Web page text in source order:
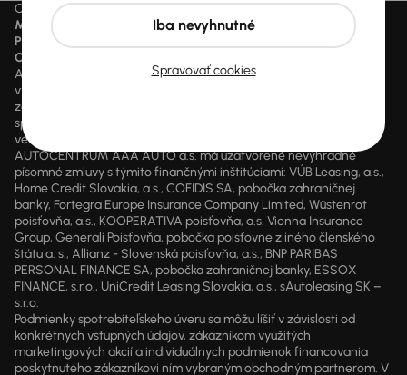
Ceny sú vrátane DPH pokiaľ nie je uvedené inak.
Mesačne od
je minimálna možná mesačná splátka.
Preškrtnutý cenový údaj
Cena
AUTOCENTRUM AAA AUTO a.s. je samostatný finančný agent
vykonávajúci finančné sprostredkovanie v sektore poistenia alebo
zaistenia a sektore poskytovania úverov, úverov na bývanie a
spotrebiteľských úverov zapísaný v registri pod číslom 203771
vedený Národnou bankou Slovenska.
AUTOCENTRUM AAA AUTO a.s. má uzatvorené nevýhradné
písomné zmluvy s týmito finančnými inštitúciami: VÚB Leasing, a.s.,
Home Credit Slovakia, a.s., COFIDIS SA, pobočka zahraničnej
banky, Fortegra Europe Insurance Company Limited, Wüstenrot
poisťovňa, a.s., KOOPERATIVA poisťovňa, a.s. Vienna Insurance
Group, Generali Poisťovňa, pobočka poisťovne z iného členského
štátu a. s., Allianz - Slovenská poisťovňa, a.s., BNP PARIBAS
PERSONAL FINANCE SA, pobočka zahraničnej banky, ESSOX
FINANCE, s.r.o., UniCredit Leasing Slovakia, a.s., sAutoleasing SK –
s.r.o.
Podmienky spotrebiteľského úveru sa môžu líšiť v závislosti od
konkrétnych vstupných údajov, zákazníkom využitých
marketingových akcií a individuálnych podmienok financovania
poskytnutého zákazníkovi ním vybraným obchodným partnerom. V
Spravovať cookies
Iba nevyhnutné